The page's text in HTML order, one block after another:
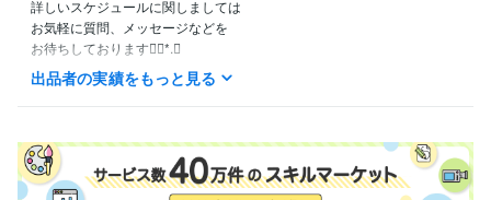
詳しいスケジュールに関しましては
お気軽に質問、メッセージなどを
お待ちしております❁⃘*.ﾟ
資格・検定
全国商業簿記実務検定 2級 取得年 : 2011年
美容師免許 取得年 : 2015年
日本化粧品検定 2級 取得年 : 2015年
出品者の実績をもっと見る